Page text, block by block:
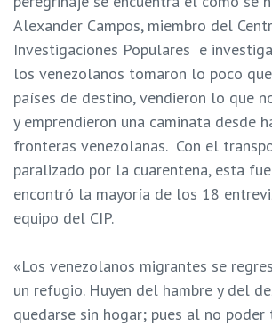
Alexander Campos, miembro del
Investigaciones Populares e
los venezolanos tomaron lo poco
países de destino, vendieron lo que
y emprendieron una caminata desde
fronteras venezolanas. Con el
paralizado por la cuarentena, esta
encontró la mayoría de los 18
equipo del CIP.
«Los venezolanos migrantes se
un refugio. Huyen del hambre y del
quedarse sin hogar; pues al no poder